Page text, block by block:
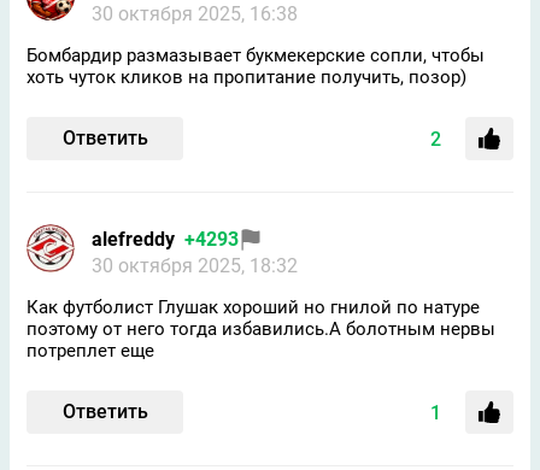
30 октября 2025, 16:38
Бомбардир размазывает букмекерские сопли, чтобы
хоть чуток кликов на пропитание получить, позор)
Ответить 2
alefreddy +4293
30 октября 2025, 18:32
Как футболист Глушак хороший но гнилой по натуре
поэтому от него тогда избавились.А болотным нервы
потреплет еще
Ответить 1